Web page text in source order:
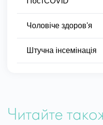
Чоловіче здоров'я
Штучна інсемінація
Читайте